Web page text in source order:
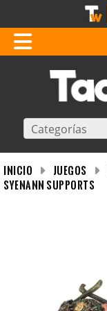
Categorías
INICIO Juegos
Syenann Supports